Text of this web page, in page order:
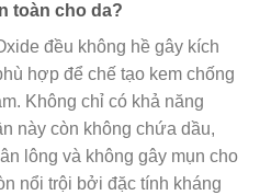
toàn cho da?
đều không hề gây kích
hợp để chế tạo kem chống
Không chỉ có khả năng
này còn không chứa dầu,
lông và không gây mụn cho
nổi trội bởi đặc tính kháng